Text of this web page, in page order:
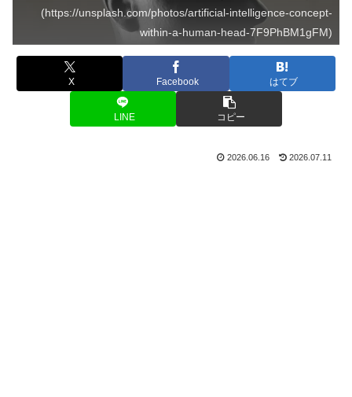
(https://unsplash.com/photos/artificial-intelligence-concept-
within-a-human-head-7F9PhBM1gFM)
X Facebook はてブ
LINE コピー
2026.06.16 2026.07.11